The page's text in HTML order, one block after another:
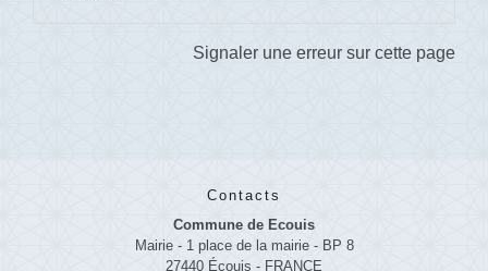
Signaler une erreur sur cette page
Contacts
Commune de Ecouis
Mairie - 1 place de la mairie - BP 8
27440 Écouis - FRANCE